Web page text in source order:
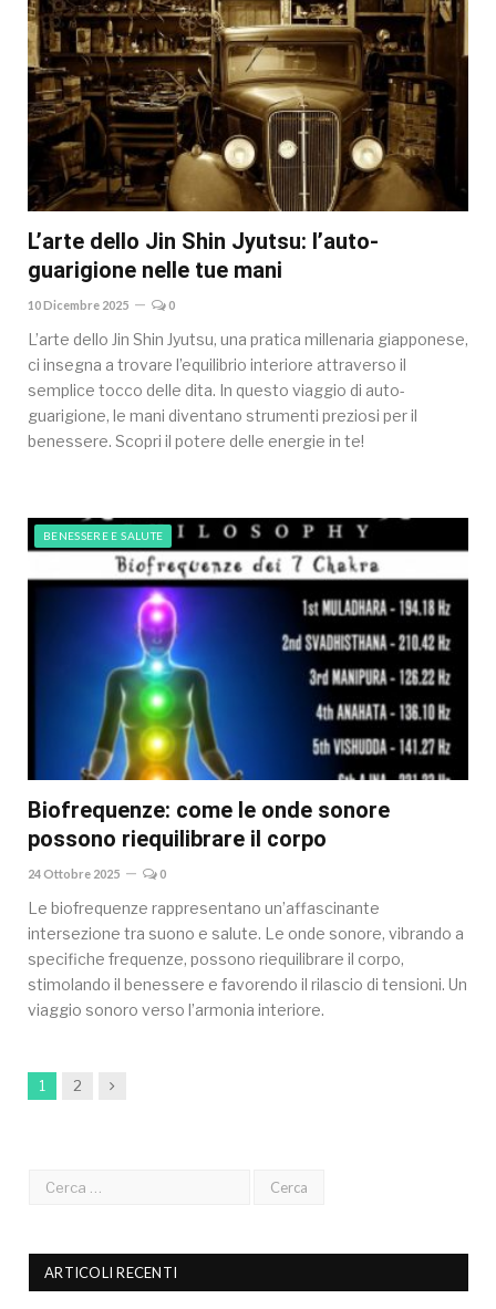
L’arte dello Jin Shin Jyutsu: l’auto-
guarigione nelle tue mani
10 Dicembre 2025 0
L’arte dello Jin Shin Jyutsu, una pratica millenaria giapponese,
ci insegna a trovare l’equilibrio interiore attraverso il
semplice tocco delle dita. In questo viaggio di auto-
guarigione, le mani diventano strumenti preziosi per il
benessere. Scopri il potere delle energie in te!
BENESSERE E SALUTE
Biofrequenze: come le onde sonore
possono riequilibrare il corpo
24 Ottobre 2025 0
Le biofrequenze rappresentano un’affascinante
intersezione tra suono e salute. Le onde sonore, vibrando a
specifiche frequenze, possono riequilibrare il corpo,
stimolando il benessere e favorendo il rilascio di tensioni. Un
viaggio sonoro verso l’armonia interiore.
1 2 Next
ARTICOLI RECENTI